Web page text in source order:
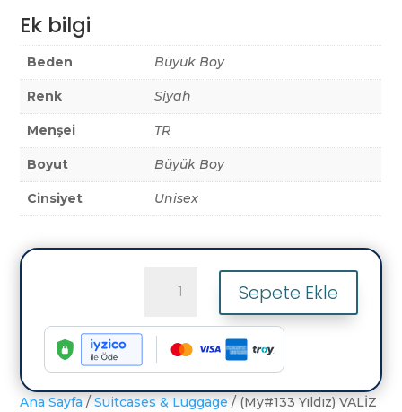
Ek bilgi
Beden Büyük Boy
Renk Siyah
Menşei TR
Boyut Büyük Boy
Cinsiyet Unisex
İÇİN
KILIF
Büyük
Sepete Ekle
Ana Sayfa /Suitcases & Luggage / (My#133 Yıldız) VALİZ